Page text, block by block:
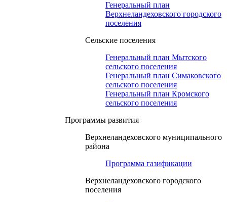
Генеральный план
Верхнеландеховского городского
поселения
Сельские поселения
Генеральный план Мытского
сельского поселения
Генеральный план Симаковского
сельского поселения
Генеральный план Кромского
сельского поселения
Программы развития
Верхнеландеховского муниципального
района
Программа газификации
Верхнеландеховского городского
поселения